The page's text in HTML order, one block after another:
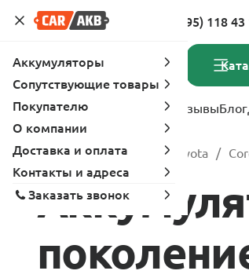
Адреса магазинов 8 (495) 118 43
Услуги Вопрос-ответ ОтзывыБлог
Главная Каталог Toyota
Аккумуляторы
Сопутствующие товары
Покупателю
О компании
Доставка и оплата
Контакты и адреса
Заказать звонок